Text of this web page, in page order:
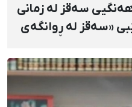
سەقز لە زمانی
«سەقز لە ڕوانگەی